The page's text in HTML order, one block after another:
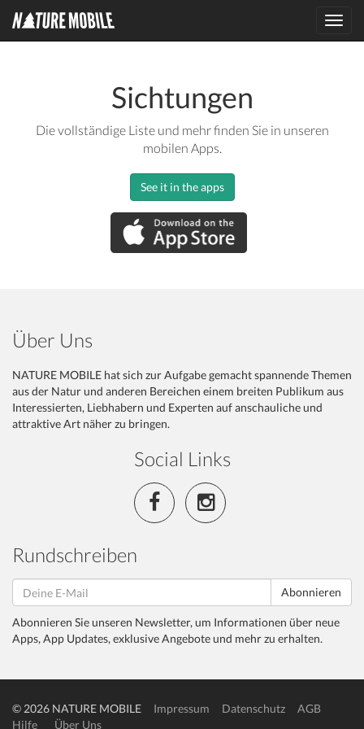
Sichtungen
Die vollständige Liste und mehr finden Sie in unseren
mobilen Apps.
See it in the apps
Über Uns
NATURE MOBILE hat sich zur Aufgabe gemacht spannende Themen
aus der Natur und anderen Bereichen einem breiten Publikum aus
Interessierten, Liebhabern und Experten auf anschauliche und
attraktive Art näher zu bringen.
Social Links
Rundschreiben
Abonnieren
Abonnieren Sie unseren Newsletter, um Informationen über neue
Apps, App Updates, exklusive Angebote und mehr zu erhalten.
© 2026 NATURE MOBILE Impressum Datenschutz
AGB
Hilfe
Über Uns